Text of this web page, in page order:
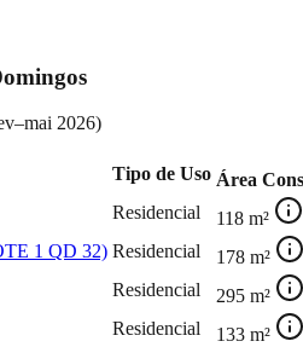
2026)
Tipo de Uso Área
Residencial 118 m²
1 QD 32) Residencial 178 m²
Residencial 295 m²
Residencial 133 m²